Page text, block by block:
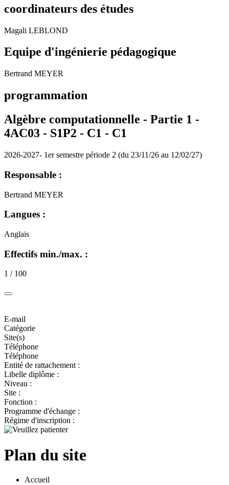
coordinateurs des études
Magali LEBLOND
Equipe d'ingénierie pédagogique
Bertrand MEYER
programmation
Algèbre computationnelle - Partie 1 -
4AC03 - S1P2 - C1 - C1
2026-2027- 1er semestre période 2 (du 23/11/26 au 12/02/27)
Responsable :
Bertrand MEYER
Langues :
Anglais
Effectifs min./max. :
1 / 100
E-mail
Catégorie
Site(s)
Téléphone
Téléphone
Entité de rattachement :
Libelle diplôme :
Niveau :
Site :
Fonction :
Programme d'échange :
Régime d'inscription :
Plan du site
Accueil